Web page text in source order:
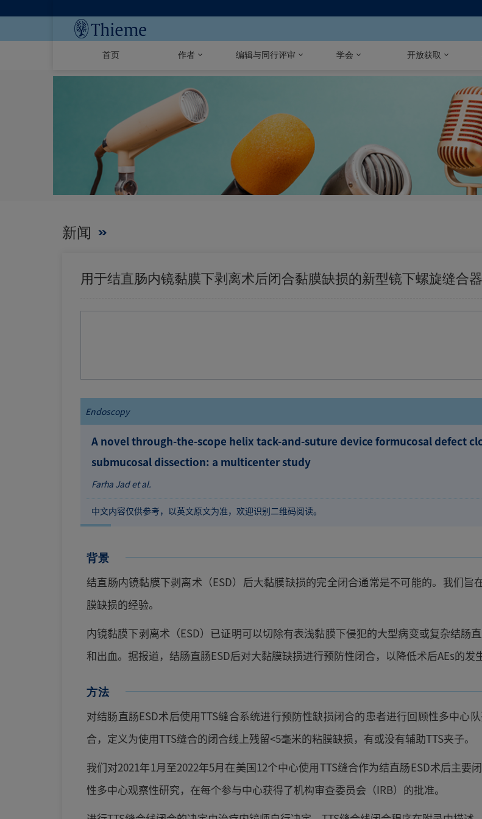
首页 作者 编辑与同行评审 学会 开放获取
新闻
用于结直肠内镜黏膜下剥离术后闭合黏膜缺损的新型镜下螺旋缝合
Endoscopy
A novel through-the-scope helix tack-and-suture device formucosal defect
submucosal dissection: a multicenter study
Farha Jad et al.
中文内容仅供参考，以英文原文为准，欢迎识别二维码阅读。
背景
结直肠内镜黏膜下剥离术（ESD）后大黏膜缺损的完全闭合通常是不可能的。我们旨
膜缺损的经验。
内镜黏膜下剥离术（ESD）已证明可以切除有表浅黏膜下侵犯的大型病变或复杂结肠
和出血。据报道，结肠直肠ESD后对大黏膜缺损进行预防性闭合，以降低术后AEs的发
方法
对结肠直肠ESD术后使用TTS缝合系统进行预防性缺损闭合的患者进行回顾性多中心
合，定义为使用TTS缝合的闭合线上残留<5毫米的粘膜缺损，有或没有辅助TTS夹子。
我们对2021年1月至2022年5月在美国12个中心使用TTS缝合作为结直肠ESD术后主
性多中心观察性研究，在每个参与中心获得了机构审查委员会（IRB）的批准。